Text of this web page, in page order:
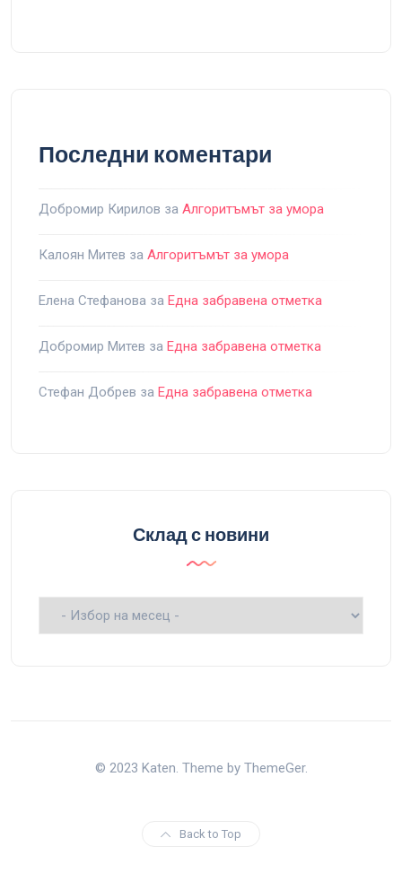
Последни коментари
Добромир Кирилов за Алгоритъмът за умора
Калоян Митев за Алгоритъмът за умора
Елена Стефанова за Една забравена отметка
Добромир Митев за Една забравена отметка
Стефан Добрев за Една забравена отметка
Склад с новини
Склад
© 2023 Katen. Theme by ThemeGer.
Back to Top